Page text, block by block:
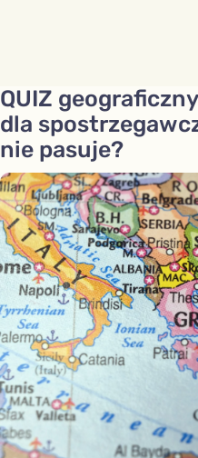
QUIZ geograficzny
dla
nie pasuje?